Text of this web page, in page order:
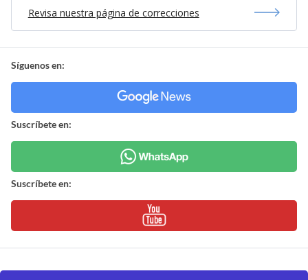
Revisa nuestra página de correcciones
Síguenos en:
Suscríbete en:
Suscríbete en: